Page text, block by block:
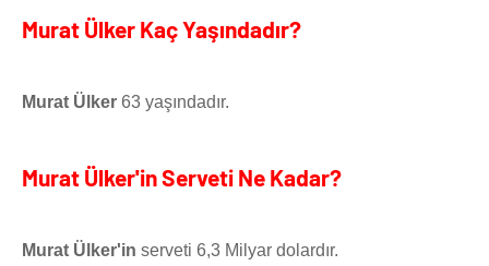
Murat Ülker Kaç Yaşındadır?
Murat Ülker 63 yaşındadır.
Murat Ülker'in Serveti Ne Kadar?
Murat Ülker'in serveti 6,3 Milyar dolardır.